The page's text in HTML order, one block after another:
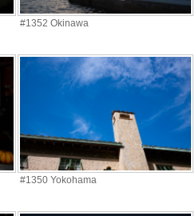
#1352 Okinawa
#1350 Yokohama